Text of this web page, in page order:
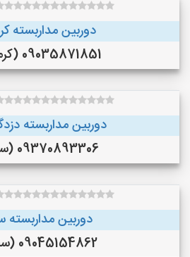
دوربین مداربسته
09035871851 (کرمانشاه )
دوربین مداربسته
09370893306 (سنندج )
دوربین مداربسته
09045154862 (سنندج )